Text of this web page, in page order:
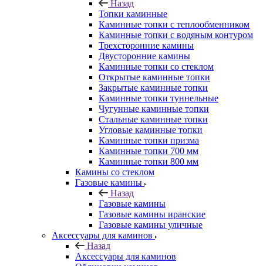
Назад
Топки каминные
Каминные топки с теплообменником
Каминные топки с водяным контуром
Трехсторонние камины
Двусторонние камины
Каминные топки со стеклом
Открытые каминные топки
Закрытые каминные топки
Каминные топки туннельные
Чугунные каминные топки
Стальные каминные топки
Угловые каминные топки
Каминные топки призма
Каминные топки 700 мм
Каминные топки 800 мм
Камины со стеклом
Газовые камины
Назад
Газовые камины
Газовые камины иранские
Газовые камины уличные
Аксессуары для каминов
Назад
Аксессуары для каминов